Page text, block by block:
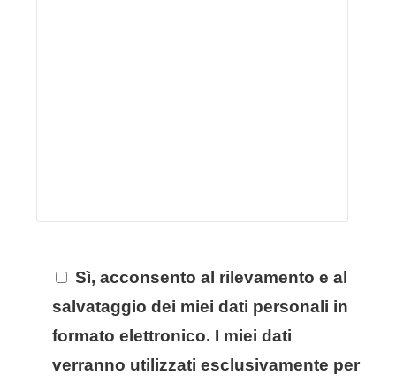
Sì, acconsento al rilevamento e al
salvataggio dei miei dati personali in
formato elettronico. I miei dati
verranno utilizzati esclusivamente per